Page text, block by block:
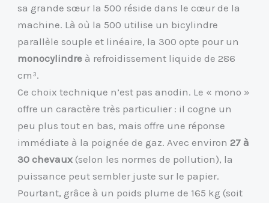
sa grande sœur la 500 réside dans le cœur de la
machine. Là où la 500 utilise un bicylindre
parallèle souple et linéaire, la 300 opte pour un
monocylindre à refroidissement liquide de 286
cm³.
Ce choix technique n’est pas anodin. Le « mono »
offre un caractère très particulier : il cogne un
peu plus tout en bas, mais offre une réponse
immédiate à la poignée de gaz. Avec environ27 à
30 chevaux (selon les normes de pollution), la
puissance peut sembler juste sur le papier.
Pourtant, grâce à un poids plume de 165 kg (soit